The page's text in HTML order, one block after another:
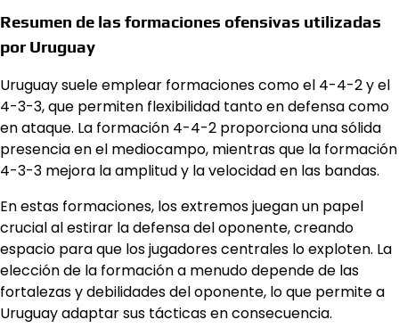
Resumen de las formaciones ofensivas utilizadas
por Uruguay
Uruguay suele emplear formaciones como el 4-4-2 y el
4-3-3, que permiten flexibilidad tanto en defensa como
en ataque. La formación 4-4-2 proporciona una sólida
presencia en el mediocampo, mientras que la formación
4-3-3 mejora la amplitud y la velocidad en las bandas.
En estas formaciones, los extremos juegan un papel
crucial al estirar la defensa del oponente, creando
espacio para que los jugadores centrales lo exploten. La
elección de la formación a menudo depende de las
fortalezas y debilidades del oponente, lo que permite a
Uruguay adaptar sus tácticas en consecuencia.